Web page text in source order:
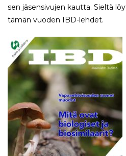
sen jäsensivujen kautta. Sieltä
tämän vuoden IBD-lehdet.